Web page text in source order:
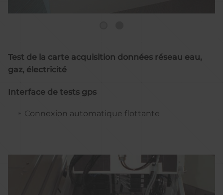
Test de la carte acquisition données réseau eau,
gaz, électricité
Interface de tests gps
Connexion automatique flottante